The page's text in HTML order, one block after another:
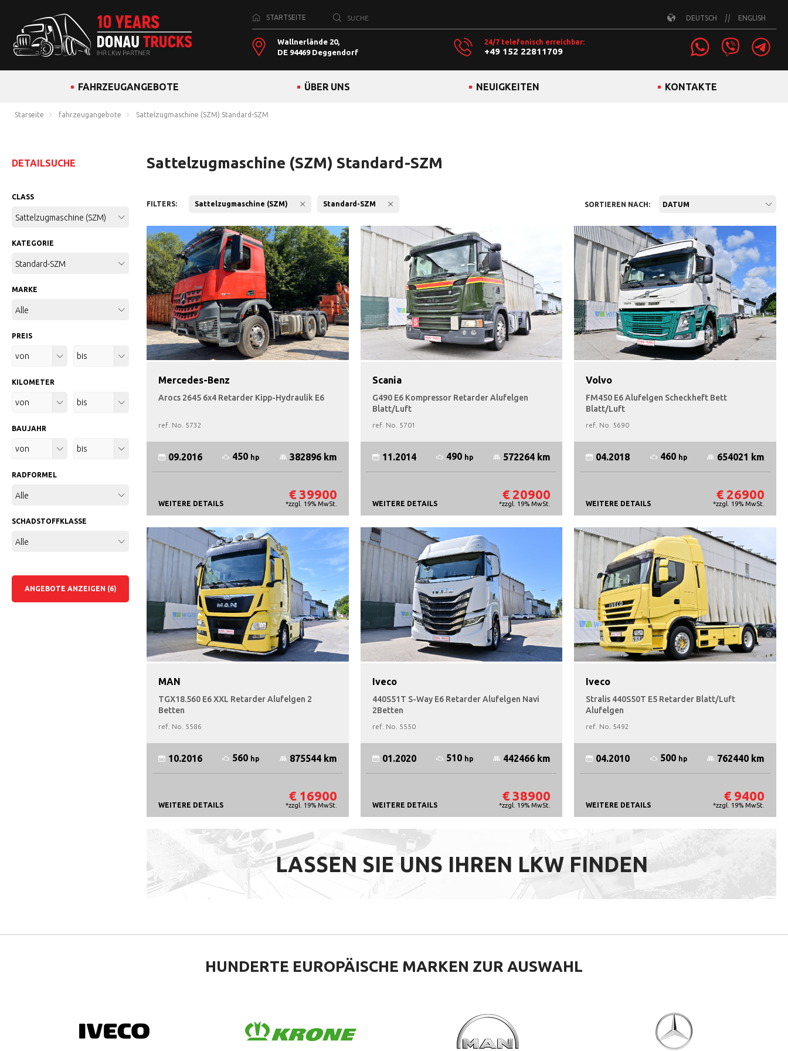
STARTSEITE DEUTSCH ENGLISH
Wallnerlände 20,
DE 94469 Deggendorf
24/7 telefonisch erreichbar:
+49 152 22811709
FAHRZEUGANGEBOTE ÜBER UNS NEUIGKEITEN KONTAKTE
Starseite fahrzeugangebote Sattelzugmaschine (SZM) Standard-SZM
Sattelzugmaschine (SZM) Standard-SZM
FILTERS: Sattelzugmaschine (SZM) Standard-SZM SORTIEREN NACH: DATUM
Mercedes-Benz
Arocs 2645 6x4 Retarder Kipp-Hydraulik E6
ref. No. 5732
09.2016 450 hp 382896 km
WEITERE DETAILS
€ 39900
*zzgl. 19% MwSt.
Scania
G490 E6 Kompressor Retarder Alufelgen
Blatt/Luft
ref. No. 5701
11.2014 490 hp 572264 km
WEITERE DETAILS
€ 20900
*zzgl. 19% MwSt.
Volvo
FM450 E6 Alufelgen Scheckheft Bett
Blatt/Luft
ref. No. 5690
04.2018 460 hp 654021 km
WEITERE DETAILS
€ 26900
*zzgl. 19% MwSt.
MAN
TGX18.560 E6 XXL Retarder Alufelgen 2
Betten
ref. No. 5586
10.2016 560 hp 875544 km
WEITERE DETAILS
€ 16900
*zzgl. 19% MwSt.
Iveco
440S51T S-Way E6 Retarder Alufelgen Navi
2Betten
ref. No. 5550
01.2020 510 hp 442466 km
WEITERE DETAILS
€ 38900
*zzgl. 19% MwSt.
Iveco
Stralis 440S50T E5 Retarder Blatt/Luft
Alufelgen
ref. No. 5492
04.2010 500 hp 762440 km
WEITERE DETAILS
€ 9400
*zzgl. 19% MwSt.
LASSEN SIE UNS IHREN LKW FINDEN
DETAILSUCHE
CLASS
Sattelzugmaschine (SZM)
KATEGORIE
Standard-SZM
MARKE
Alle
PREIS
Alle Alle
KILOMETER
Alle Alle
BAUJAHR
Alle Alle
RADFORMEL
Alle
SCHADSTOFFKLASSE
Alle
ANGEBOTE ANZEIGEN (6)
HUNDERTE EUROPÄISCHE MARKEN ZUR AUSWAHL